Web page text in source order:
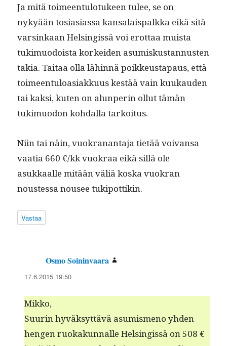
Ja mitä toimeen­tu­lo­tu­keen tulee, se on
nykyään tosi­asi­as­sa kansalais­palk­ka eikä sitä
varsinkaan Helsingis­sä voi erot­taa muista
tukimuodoista korkei­den asumiskus­tan­nusten
takia. Taitaa olla lähin­nä poikkeustapaus, että
toimeen­tu­loasi­akku­us kestää vain kuukau­den
tai kak­si, kuten on alun­perin ollut tämän
tukimuodon kohdal­la tarkoitus.
Niin tai näin, vuokranan­ta­ja tietää voivansa
vaa­tia 660 €/kk vuokraa eikä sil­lä ole
asukkaalle mitään väliä kos­ka vuokran
noustes­sa nousee tukipottikin.
Vastaa
Osmo Soininvaara
17.6.2015 19:50
Mikko,
Suurin hyväksyt­tävä asum­is­meno yhden
hen­gen ruokakun­nalle Helsingis­sä on 508 €